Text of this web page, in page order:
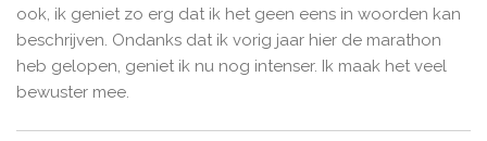
ook, ik geniet zo erg dat ik het geen eens in woorden kan
beschrijven. Ondanks dat ik vorig jaar hier de marathon
heb gelopen, geniet ik nu nog intenser. Ik maak het veel
bewuster mee.